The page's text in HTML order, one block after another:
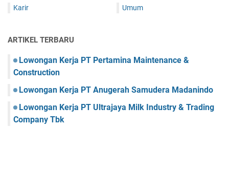
Karir
Umum
ARTIKEL TERBARU
Lowongan Kerja PT Pertamina Maintenance &
Construction
Lowongan Kerja PT Anugerah Samudera Madanindo
Lowongan Kerja PT Ultrajaya Milk Industry & Trading
Company Tbk